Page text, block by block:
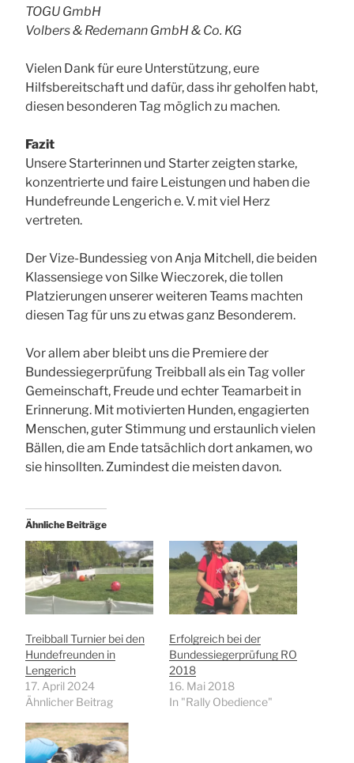
TOGU GmbH
Volbers & Redemann GmbH & Co. KG
Vielen Dank für eure Unterstützung, eure
Hilfsbereitschaft und dafür, dass ihr geholfen habt,
diesen besonderen Tag möglich zu machen.
Fazit
Unsere Starterinnen und Starter zeigten starke,
konzentrierte und faire Leistungen und haben die
Hundefreunde Lengerich e. V. mit viel Herz
vertreten.
Der Vize-Bundessieg von Anja Mitchell, die beiden
Klassensiege von Silke Wieczorek, die tollen
Platzierungen unserer weiteren Teams machten
diesen Tag für uns zu etwas ganz Besonderem.
Vor allem aber bleibt uns die Premiere der
Bundessiegerprüfung Treibball als ein Tag voller
Gemeinschaft, Freude und echter Teamarbeit in
Erinnerung. Mit motivierten Hunden, engagierten
Menschen, guter Stimmung und erstaunlich vielen
Bällen, die am Ende tatsächlich dort ankamen, wo
sie hinsollten. Zumindest die meisten davon.
Ähnliche Beiträge
Treibball Turnier bei den
Hundefreunden in
Lengerich
17. April 2024
Ähnlicher Beitrag
Erfolgreich bei der
Bundessiegerprüfung RO
2018
16. Mai 2018
In "Rally Obedience"